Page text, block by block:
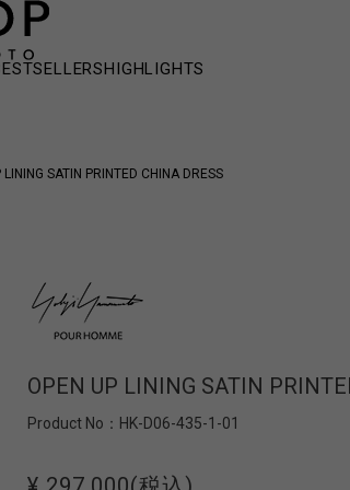
HIGHLIGHTS
LINING SATIN PRINTED CHINA DRESS
OPEN UP LINING SATIN
Product No： HK-D06-435-1-01